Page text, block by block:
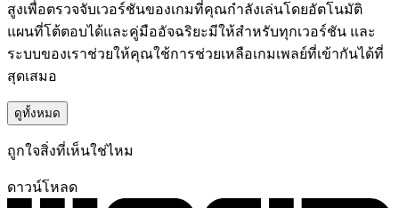
สูงเพื่อตรวจจับเวอร์ชันของเกมที่คุณกำลังเล่นโดยอัตโนมัติ
แผนที่โต้ตอบได้และคู่มืออัจฉริยะมีให้สำหรับทุกเวอร์ชัน และ
ระบบของเราช่วยให้คุณใช้การช่วยเหลือเกมเพลย์ที่เข้ากันได้ที่
สุดเสมอ
ดูทั้งหมด
ถูกใจสิ่งที่เห็นใช่ไหม
ดาวน์โหลด